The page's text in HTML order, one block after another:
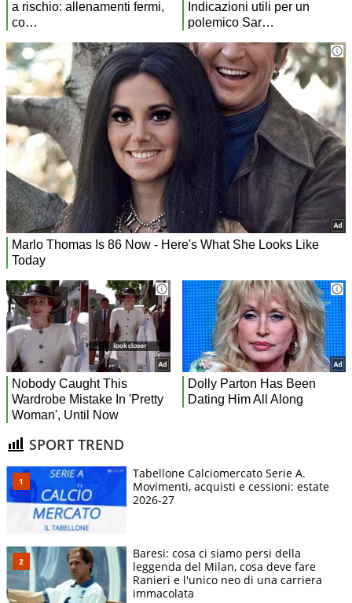
SPORT TREND
Tabellone Calciomercato Serie A.
Movimenti, acquisti e cessioni: estate
2026-27
Baresi: cosa ci siamo persi della
leggenda del Milan, cosa deve fare
Ranieri e l'unico neo di una carriera
immacolata